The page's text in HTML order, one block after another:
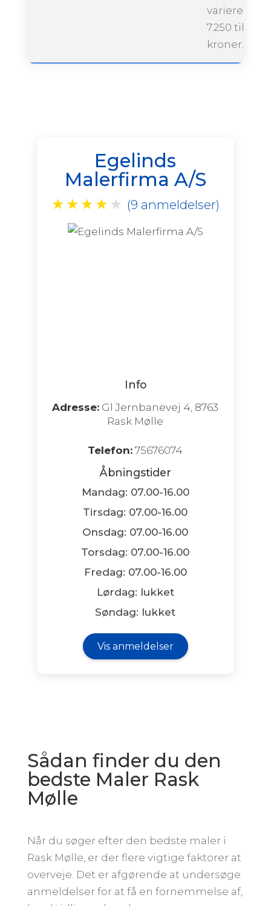
variere fra
7.250 til
kroner.
Egelinds
Malerfirma A/S
★ ★ ★ ★ ★ (9 anmeldelser)
Info
Adresse: Gl Jernbanevej 4, 8763
Rask Mølle
Telefon: 75676074
Åbningstider
Mandag: 07.00-16.00
Tirsdag: 07.00-16.00
Onsdag: 07.00-16.00
Torsdag: 07.00-16.00
Fredag: 07.00-16.00
Lørdag: lukket
Søndag: lukket
Vis anmeldelser
Sådan finder du den
bedste Maler Rask
Mølle
Når du søger efter den bedste maler i
Rask Mølle, er der flere vigtige faktorer at
overveje. Det er afgørende at undersøge
anmeldelser for at få en fornemmelse af,